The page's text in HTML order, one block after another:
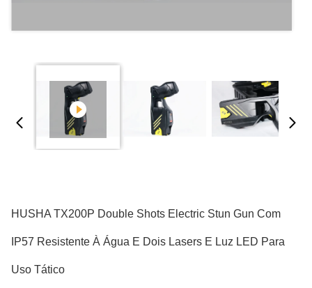
HUSHA TX200P Double Shots Electric Stun Gun Com
IP57 Resistente À Água E Dois Lasers E Luz LED Para
Uso Tático